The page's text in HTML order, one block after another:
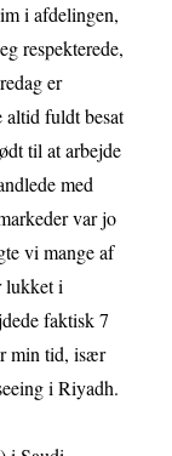
i afdelingen,
respekterede,
er
altid fuldt besat
til at arbejde
med
var jo
vi mange af
lukket i
faktisk 7
min tid, især
i Riyadh.